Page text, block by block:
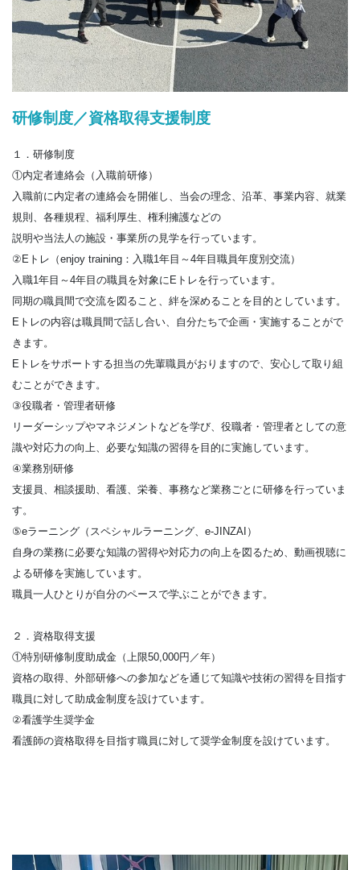
研修制度／資格取得支援制度
１．研修制度
①内定者連絡会（入職前研修）
入職前に内定者の連絡会を開催し、当会の理念、沿革、事業内容、就業
規則、各種規程、福利厚生、権利擁護などの
説明や当法人の施設・事業所の見学を行っています。
②Eトレ（enjoy training：入職1年目～4年目職員年度別交流）
入職1年目～4年目の職員を対象にEトレを行っています。
同期の職員間で交流を図ること、絆を深めることを目的としています。
Eトレの内容は職員間で話し合い、自分たちで企画・実施することがで
きます。
Eトレをサポートする担当の先輩職員がおりますので、安心して取り組
むことができます。
③役職者・管理者研修
リーダーシップやマネジメントなどを学び、役職者・管理者としての意
識や対応力の向上、必要な知識の習得を目的に実施しています。
④業務別研修
支援員、相談援助、看護、栄養、事務など業務ごとに研修を行っていま
す。
⑤eラーニング（スペシャルラーニング、e-JINZAI）
自身の業務に必要な知識の習得や対応力の向上を図るため、動画視聴に
よる研修を実施しています。
職員一人ひとりが自分のペースで学ぶことができます。
２．資格取得支援
①特別研修制度助成金（上限50,000円／年）
資格の取得、外部研修への参加などを通じて知識や技術の習得を目指す
職員に対して助成金制度を設けています。
②看護学生奨学金
看護師の資格取得を目指す職員に対して奨学金制度を設けています。